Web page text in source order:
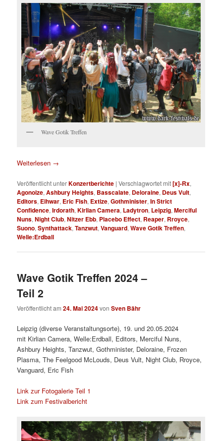
Wave Gotik Treffen
Weiterlesen →
Veröffentlicht unterKonzertberichte |Verschlagwortet mit[x]-Rx,
Agonoize,Ashbury Heights, Basscalate, Deloraine, Deus Vult,
Editors, Eihwar, Eric Fish, Extize,Gothminister,In Strict
Confidence,Irdorath,Kirlian Camera, Ladytron, Leipzig,Merciful
Nuns,Night Club,Nitzer Ebb, Placebo Effect, Reaper, Rroyce,
Suono,Synthattack,Tanzwut,Vanguard,Wave Gotik Treffen,
Welle:Erdball
Wave Gotik Treffen 2024 –
Teil 2
Veröffentlicht am24. Mai 2024vonSven Bähr
Leipzig (diverse Veranstaltungsorte), 19. und 20.05.2024
mit Kirlian Camera, Welle:Erdball, Editors, Merciful Nuns,
Ashbury Heights, Tanzwut, Gothminister, Deloraine, Frozen
Plasma, The Feelgood McLouds, Deus Vult, Night Club, Rroyce,
Vanguard, Eric Fish
Link zur Fotogalerie Teil 1
Link zum Festivalbericht